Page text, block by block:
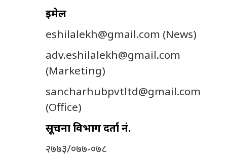
इमेल
eshilalekh@gmail.com (News)
adv.eshilalekh@gmail.com
(Marketing)
sancharhubpvtltd@gmail.com
(Office)
सूचना विभाग दर्ता नं.
२७७३/०७७-०७८